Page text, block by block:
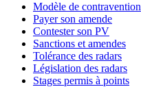
Modèle de contravention
Payer son amende
Contester son PV
Sanctions et amendes
Tolérance des radars
Législation des radars
Stages permis à points